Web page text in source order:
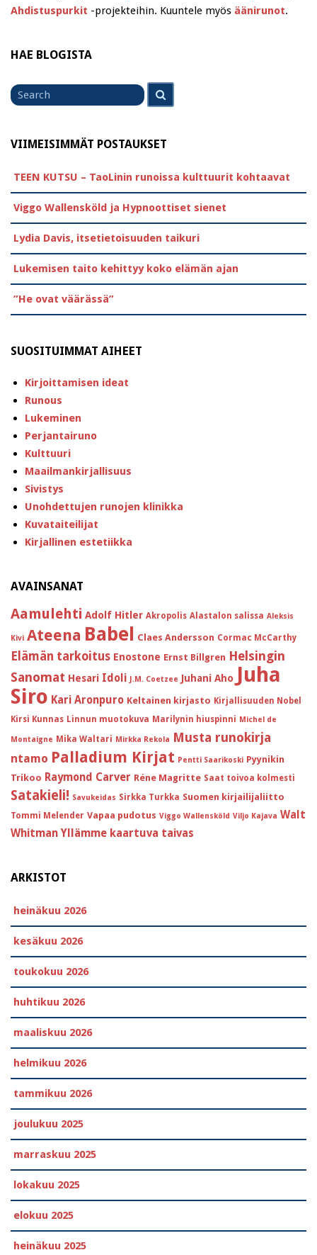
Ahdistuspurkit -projekteihin. Kuuntele myös äänirunot.
HAE BLOGISTA
Search
for
VIIMEISIMMÄT POSTAUKSET
TEEN KUTSU – TaoLinin runoissa kulttuurit kohtaavat
Viggo Wallensköld ja Hypnoottiset sienet
Lydia Davis, itsetietoisuuden taikuri
Lukemisen taito kehittyy koko elämän ajan
”He ovat väärässä”
SUOSITUIMMAT AIHEET
Kirjoittamisen ideat
Runous
Lukeminen
Perjantairuno
Kulttuuri
Maailmankirjallisuus
Sivistys
Unohdettujen runojen klinikka
Kuvataiteilijat
Kirjallinen estetiikka
AVAINSANAT
Aamulehti Adolf Hitler Akropolis Alastalon salissa Aleksis
Kivi Ateena Babel Claes Andersson Cormac McCarthy
Elämän tarkoitus Enostone Ernst Billgren Helsingin
Sanomat Hesari Idoli J.M. Coetzee Juhani Aho Juha
Siro Kari Aronpuro Keltainen kirjasto Kirjallisuuden Nobel
Kirsi Kunnas Linnun muotokuva Marilynin hiuspinni Michel de
Montaigne Mika Waltari Mirkka Rekola Musta runokirja
ntamo Palladium Kirjat Pentti Saarikoski Pyynikin
Trikoo Raymond Carver Réne Magritte Saat toivoa kolmesti
Satakieli! Savukeidas Sirkka Turkka Suomen kirjailijaliitto
Tommi Melender Vapaa pudotus Viggo Wallensköld Viljo Kajava Walt
Whitman Yllämme kaartuva taivas
ARKISTOT
heinäkuu 2026
kesäkuu 2026
toukokuu 2026
huhtikuu 2026
maaliskuu 2026
helmikuu 2026
tammikuu 2026
joulukuu 2025
marraskuu 2025
lokakuu 2025
elokuu 2025
heinäkuu 2025